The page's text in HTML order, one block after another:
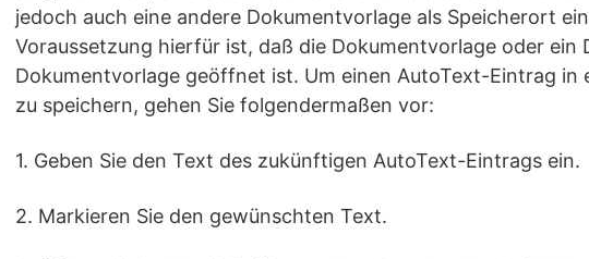
jedoch auch eine andere Dokumentvorlage als Speicherort
Voraussetzung hierfür ist, daß die Dokumentvorlage oder ein
Dokumentvorlage geöffnet ist. Um einen AutoText-Eintrag in
zu speichern, gehen Sie folgendermaßen vor:
1. Geben Sie den Text des zukünftigen AutoText-Eintrags ein.
2. Markieren Sie den gewünschten Text.